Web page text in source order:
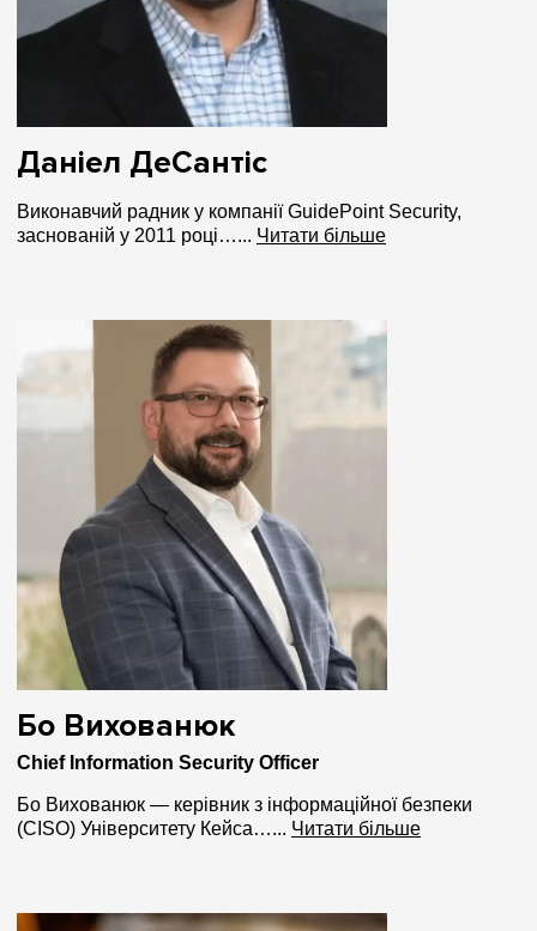
Даніел ДеСантіс
Виконавчий радник у компанії GuidePoint Security,
заснованій у 2011 році…... Читати більше
Бо Вихованюк
Chief Information Security Officer
Бо Вихованюк — керівник з інформаційної безпеки
(CISO) Університету Кейса…... Читати більше